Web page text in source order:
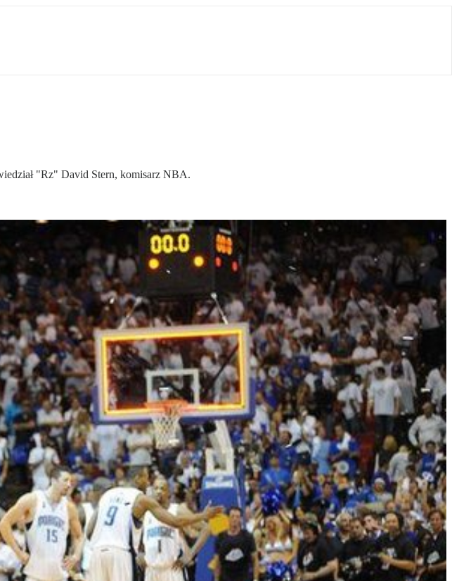
"Rz" David Stern, komisarz NBA.